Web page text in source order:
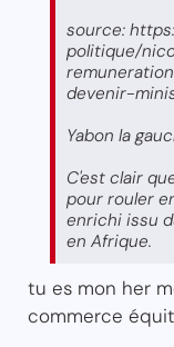
source:
politique/
devenir-
Yabon la
C'est clair
pour rouler
enrichi issu
en Afrique.
tu es mon her
commerce